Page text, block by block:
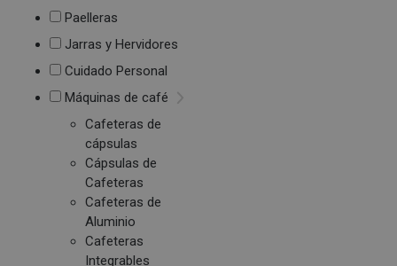
Paelleras
Jarras y Hervidores
Cuidado Personal
Máquinas de café
Cafeteras de
cápsulas
Cápsulas de
Cafeteras
Cafeteras de
Aluminio
Cafeteras
Integrables